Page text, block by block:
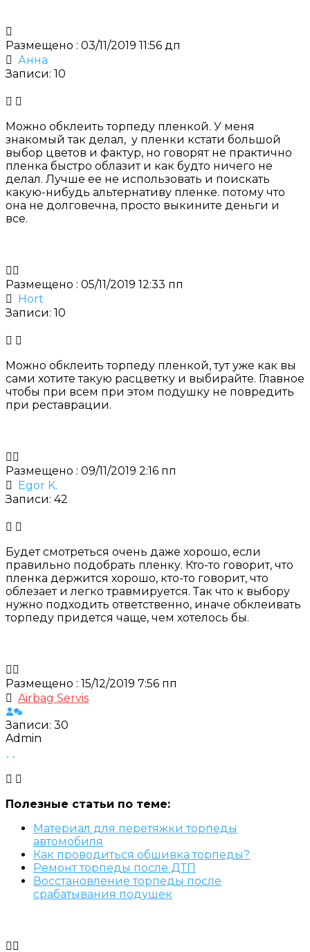
Размещено : 03/11/2019 11:56 дп
Анна
Записи: 10
Можно обклеить торпеду пленкой. У меня
знакомый так делал, у пленки кстати большой
выбор цветов и фактур, но говорят не практично
пленка быстро облазит и как будто ничего не
делал. Лучше ее не использовать и поискать
какую-нибудь альтернативу пленке. потому что
она не долговечна, просто выкините деньги и
все.
Размещено : 05/11/2019 12:33 пп
Hort
Записи: 10
Можно обклеить торпеду пленкой,тут уже как вы
сами хотите такую расцветку и выбирайте. Главное
чтобы при всем при этом подушку не повредить
при реставрации.
Размещено : 09/11/2019 2:16 пп
Egor K.
Записи: 42
Будет смотреться очень даже хорошо, если
правильно подобрать пленку. Кто-то говорит, что
пленка держится хорошо, кто-то говорит, что
облезает и легко травмируется. Так что к выбору
нужно подходить ответственно, иначе обклеивать
торпеду придется чаще, чем хотелось бы.
Размещено : 15/12/2019 7:56 пп
Airbag Servis
Записи: 30
Admin
Полезные статьи по теме:
Материал для перетяжки торпеды
автомобиля
Как проводиться обшивка торпеды?
Ремонт торпеды после ДТП
Восстановление торпеды после
срабатывания подушек